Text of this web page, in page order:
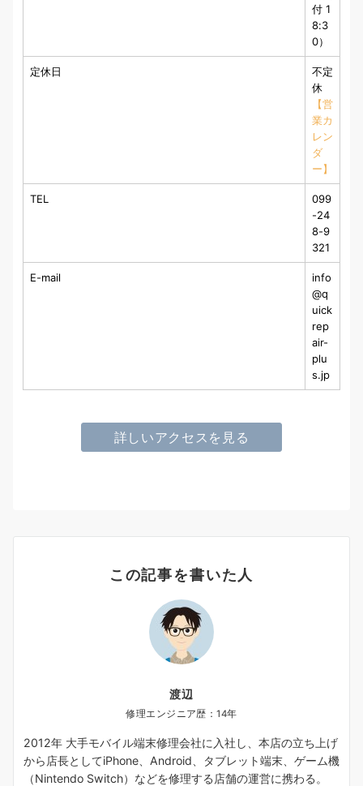
付 1
8:3
0）
定休日
不定
休
【営
業カ
レン
ダ
ー】
TEL
099
-24
8-9
321
E-mail
info
@q
uick
rep
air-
plu
s.jp
詳しいアクセスを見る
この記事を書いた人
渡辺
修理エンジニア歴：14年
2012年 大手モバイル端末修理会社に入社し、本店の立ち上げ
から店長としてiPhone、Android、タブレット端末、ゲーム機
（Nintendo Switch）などを修理する店舗の運営に携わる。